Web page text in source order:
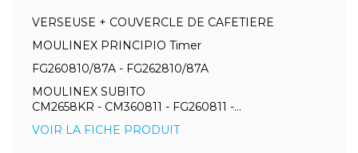
VERSEUSE + COUVERCLE DE CAFETIERE
MOULINEX PRINCIPIO Timer
FG260810/87A - FG262810/87A
MOULINEX SUBITO
CM2658KR - CM360811 - FG260811 -...
VOIR LA FICHE PRODUIT